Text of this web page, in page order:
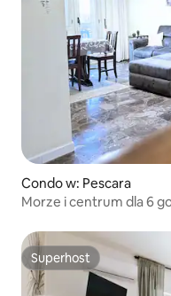
Condo w: Pescara
Morze i centrum dla 6
Superhost
Superhost